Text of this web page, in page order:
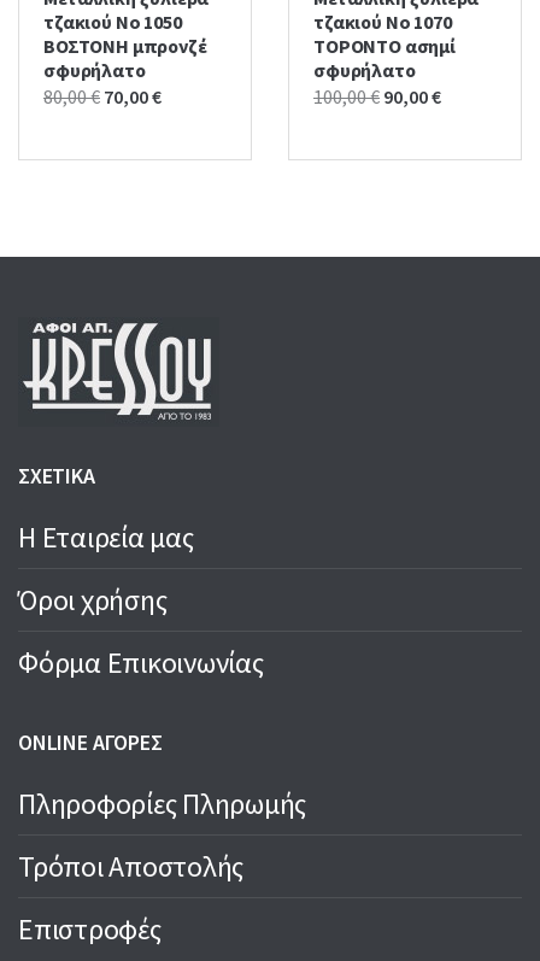
τζακιού No 1050
ΒΟΣΤΟΝΗ μπρονζέ
σφυρήλατο
80,00€ Original
was:
70,00€Current
is:
τζακιού No 1070
ΤΟΡΟΝΤΟ ασημί
σφυρήλατο
100,00€ Original
was:
90,00€Current
is:
ΣΧΕΤΙΚΑ
Η Εταιρεία μας
Όροι χρήσης
Φόρμα Επικοινωνίας
ONLINE ΑΓΟΡΕΣ
Πληροφορίες Πληρωμής
Τρόποι Αποστολής
Επιστροφές